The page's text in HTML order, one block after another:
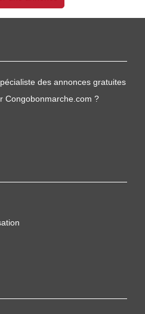
des annonces gratuites
Congobonmarche.com ?